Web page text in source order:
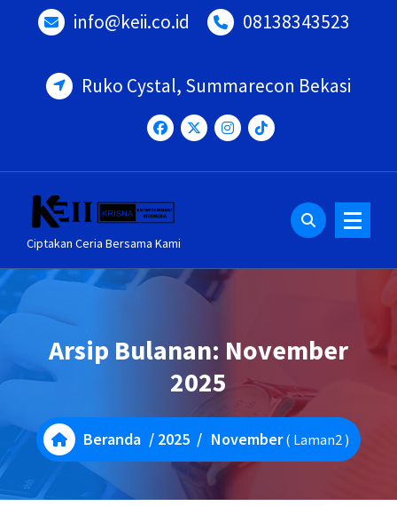
info@keii.co.id 08138343523
Ruko Cystal, Summarecon Bekasi
Ciptakan Ceria Bersama Kami
Arsip Bulanan: November
2025
Beranda / 2025 / November( Laman2 )